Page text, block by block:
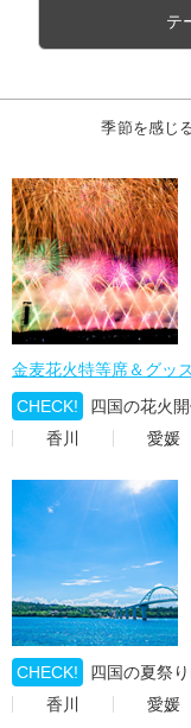
テ
季節を感じ
金麦花火特等席＆グッ
CHECK!
四国の花火
香川
愛媛
CHECK!
四国の夏祭
香川
愛媛